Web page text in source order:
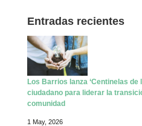
Entradas recientes
Los Barrios lanza ‘Centinelas de
ciudadano para liderar la
comunidad
1 May, 2026